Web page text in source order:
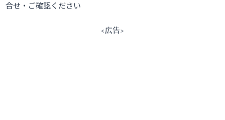
合せ・ご確認ください
<広告>